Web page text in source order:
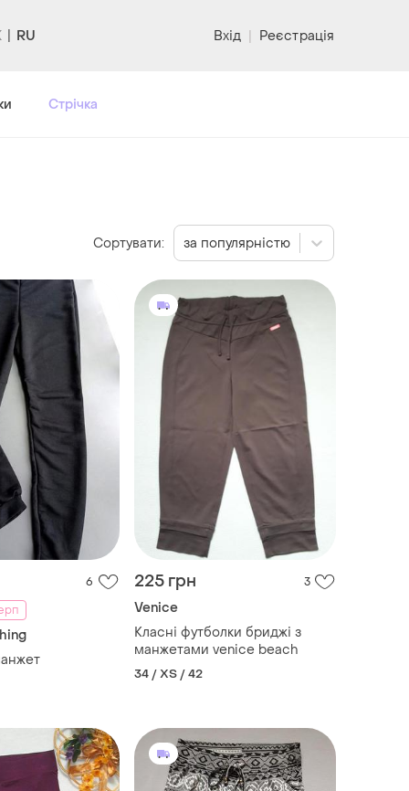
RU Вхід | Реєстрація
Стрічка
6
225 грн 3
Venice
Класні футболки бриджі з
манжетами venice beach
34 / XS / 42
Сортувати: за популярністю